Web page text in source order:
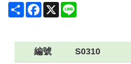
ShareFacebook
X
編號 S0310